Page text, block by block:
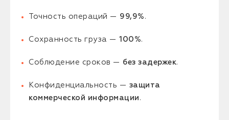
Точность операций — 99,9% .
Сохранность груза — 100%.
Соблюдение сроков — без задержек.
Конфиденциальность — защита
коммерческой информации .